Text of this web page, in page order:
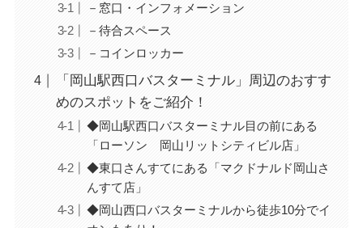
－窓口・インフォメーション
－待合スペース
－コインロッカー
「岡山駅西口バスターミナル」周辺のおすす
めのスポットをご紹介！
◆岡山駅西口バスターミナル目の前にある
「ローソン 岡山リットシティビル店」
◆東口さんすてにある「マクドナルド岡山さ
んすて店」
◆岡山西口バスターミナルから徒歩10分でイ